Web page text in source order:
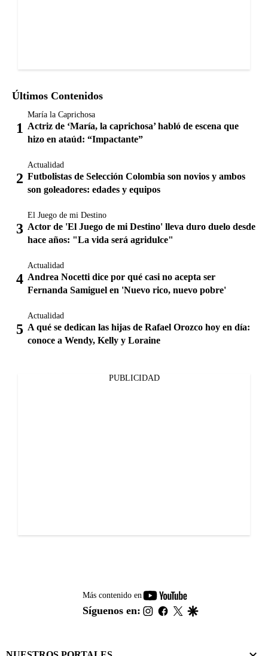
Últimos Contenidos
María la Caprichosa
Actriz de ‘María, la caprichosa’ habló de escena que
hizo en ataúd: “Impactante”
Actualidad
Futbolistas de Selección Colombia son novios y ambos
son goleadores: edades y equipos
El Juego de mi Destino
Actor de 'El Juego de mi Destino' lleva duro duelo desde
hace años: "La vida será agridulce"
Actualidad
Andrea Nocetti dice por qué casi no acepta ser
Fernanda Samiguel en 'Nuevo rico, nuevo pobre'
Actualidad
A qué se dedican las hijas de Rafael Orozco hoy en día:
conoce a Wendy, Kelly y Loraine
PUBLICIDAD
Más contenido en
youtube-
footer
Síguenos en: instagram
facebook
twitter